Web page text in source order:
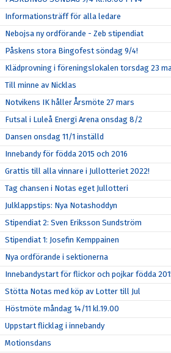
Informationsträff för alla ledare
Nebojsa ny ordförande - Zeb stipendiat
Påskens stora Bingofest söndag 9/4!
Klädprovning i föreningslokalen torsdag 23
Till minne av Nicklas
Notvikens IK håller Årsmöte 27 mars
Futsal i Luleå Energi Arena onsdag 8/2
Dansen onsdag 11/1 inställd
Innebandy för födda 2015 och 2016
Grattis till alla vinnare i Jullotteriet 2022!
Tag chansen i Notas eget Jullotteri
Julklappstips: Nya Notashoddyn
Stipendiat 2: Sven Eriksson Sundström
Stipendiat 1: Josefin Kemppainen
Nya ordförande i sektionerna
Innebandystart för flickor och pojkar födda
Stötta Notas med köp av Lotter till Jul
Höstmöte måndag 14/11 kl.19.00
Uppstart flicklag i innebandy
Motionsdans